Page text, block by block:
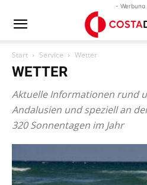
- Werbung
Start Service Wetter
WETTER
Aktuelle Informationen rund
Andalusien und speziell an
320 Sonnentagen im Jahr